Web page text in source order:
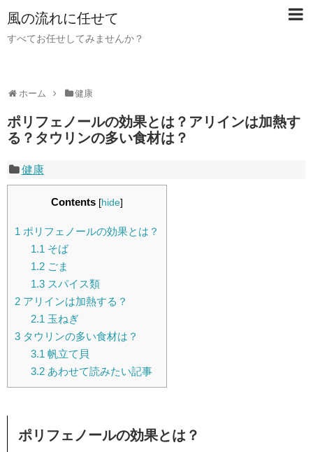
風の流れに任せて
すべてお任せしてみませんか？
ホーム 健康
ポリフェノールの効果とは？アリインは加熱す
る？タウリンの多い食材は？
健康
Contents [hide]
1 ポリフェノールの効果とは？
1.1 そば
1.2ごま
1.3スパイス類
2 アリインは加熱する？
2.1 玉ねぎ
3 タウリンの多い食材は？
3.1 帆立て貝
3.2あわせて読みたい記事
ポリフェノールの効果とは？